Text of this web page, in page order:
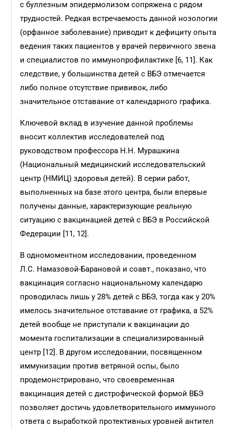
с буллезным эпидермолизом сопряжена с рядом
трудностей. Редкая встречаемость данной нозологии
(орфанное заболевание) приводит к дефициту опыта
ведения таких пациентов у врачей первичного звена
и специалистов по иммунопрофилактике [6, 11]. Как
следствие, у большинства детей с ВБЭ отмечается
либо полное отсутствие прививок, либо
значительное отставание от календарного графика.
Ключевой вклад в изучение данной проблемы
вносит коллектив исследователей под
руководством профессора Н.Н. Мурашкина
(Национальный медицинский исследовательский
центр (НМИЦ) здоровья детей). В серии работ,
выполненных на базе этого центра, были впервые
получены данные, характеризующие реальную
ситуацию с вакцинацией детей с ВБЭ в Российской
Федерации [11, 12].
В одномоментном исследовании, проведенном
Л.С. Намазовой-Барановой и соавт., показано, что
вакцинация согласно национальному календарю
проводилась лишь у 28% детей с ВБЭ, тогда как у 20%
имелось значительное отставание от графика, а 52%
детей вообще не приступали к вакцинации до
момента госпитализации в специализированный
центр [12]. В другом исследовании, посвященном
иммунизации против ветряной оспы, было
продемонстрировано, что своевременная
вакцинация детей с дистрофической формой ВБЭ
позволяет достичь удовлетворительного иммунного
ответа с выработкой протективных уровней антител